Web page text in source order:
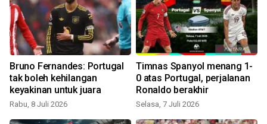
Bruno Fernandes: Portugal
tak boleh kehilangan
keyakinan untuk juara
Rabu, 8 Juli 2026
Timnas Spanyol menang 1-
0 atas Portugal, perjalanan
Ronaldo berakhir
Selasa, 7 Juli 2026